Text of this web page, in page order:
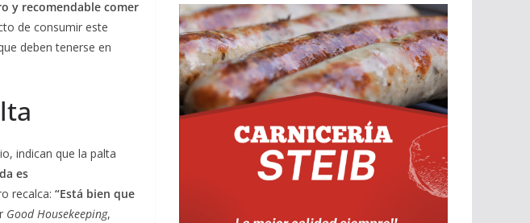
y recomendable comer
de consumir este
deben tenerse en
indican que la palta
es
recalca: “Está bien que
Good Housekeeping,